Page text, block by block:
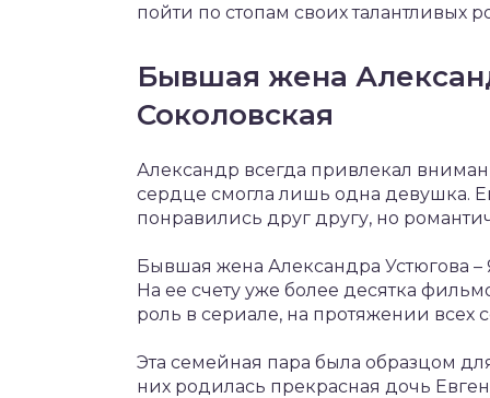
пойти по стопам своих талантливых
Бывшая жена
Соколовская
Александр всегда привлекал
сердце смогла лишь одна девушка.
понравились друг другу, но
Бывшая жена Александра Устюгова –
На ее счету уже более десятка
роль в сериале, на протяжении всех
Эта семейная пара была образцом
них родилась прекрасная дочь